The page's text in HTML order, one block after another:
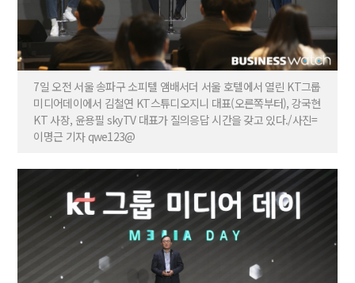
7일 오전 서울 송파구 소피텔 앰배서더 서울 호텔에서 열린 KT그룹
미디어데이에서 김철연 KT스튜디오지니 대표(오른쪽부터), 강국현
KT 사장, 윤용필 skyTV 대표가 질의응답 시간을 갖고 있다./사진=
이명근 기자 qwe123@